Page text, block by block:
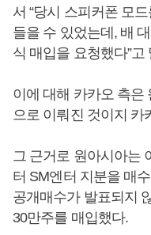
서 “당시 스피커폰 모
들을 수 있었는데, 배
식 매입을 요청했다”고
이에 대해 카카오 측은
으로 이뤄진 것이지 카
그 근거로 원아시아는
터 SM엔터 지분을 매
공개매수가 발표되지
30만주를 매입했다.